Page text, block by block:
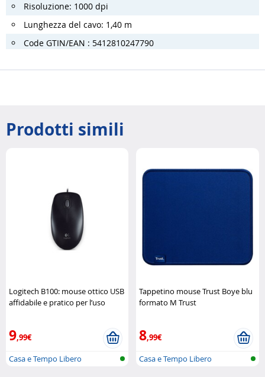
Risoluzione: 1000 dpi
Lunghezza del cavo: 1,40 m
Code GTIN/EAN : 5412810247790
Prodotti simili
Logitech B100: mouse ottico USB
affidabile e pratico per l’uso
9,99€
Casa e Tempo Libero
Tappetino mouse Trust Boye blu
formato M Trust
8,99€
Casa e Tempo Libero